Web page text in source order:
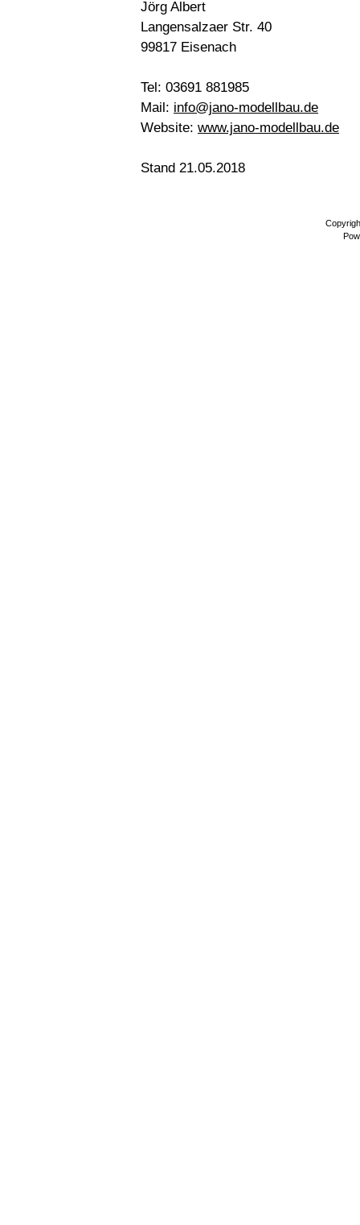
Jörg Albert
Langensalzaer Str. 40
99817 Eisenach
Tel: 03691 881985
Mail: info@jano-modellbau.de
Website: www.jano-modellbau.de
Stand 21.05.2018